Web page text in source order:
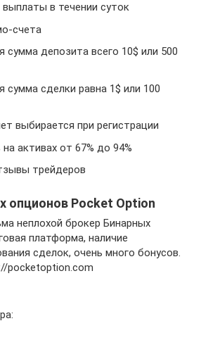
в течении суток
счета
сумма депозита всего 10$ или 500
сумма сделки равна 1$ или 100
выбирается при регистрации
активах от 67% до 94%
трейдеров
опционов Pocket Option
неплохой брокер Бинарных
платформа, наличие
сделок, очень много бонусов.
pocketoption.com